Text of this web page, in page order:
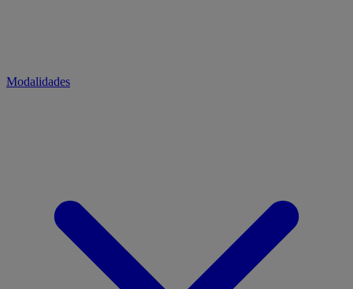
Modalidades